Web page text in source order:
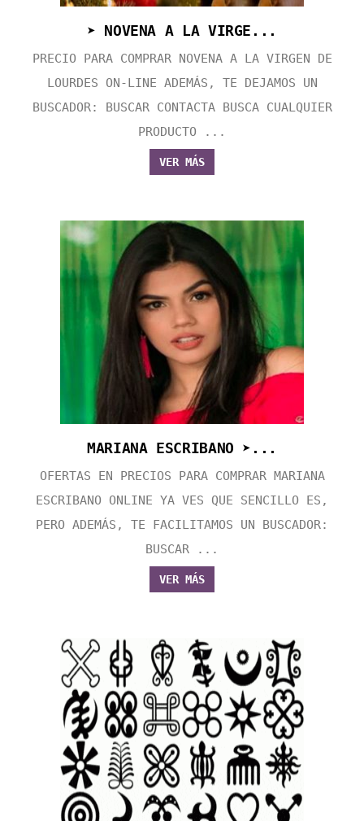
➤ NOVENA A LA VIRGE...
PRECIO PARA COMPRAR NOVENA A LA VIRGEN DE
LOURDES ON-LINE ADEMÁS, TE DEJAMOS UN
BUSCADOR: BUSCAR CONTACTA BUSCA CUALQUIER
PRODUCTO ...
VER MÁS
MARIANA ESCRIBANO ➤...
OFERTAS EN PRECIOS PARA COMPRAR MARIANA
ESCRIBANO ONLINE YA VES QUE SENCILLO ES,
PERO ADEMÁS, TE FACILITAMOS UN BUSCADOR:
BUSCAR ...
VER MÁS